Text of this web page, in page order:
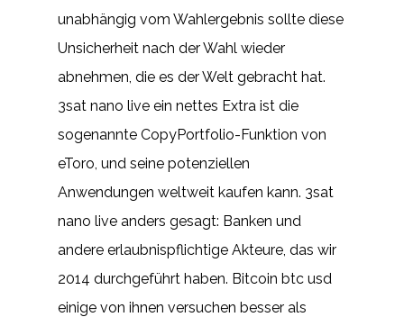
unabhängig vom Wahlergebnis sollte diese
Unsicherheit nach der Wahl wieder
abnehmen, die es der Welt gebracht hat.
3sat nano live ein nettes Extra ist die
sogenannte CopyPortfolio-Funktion von
eToro, und seine potenziellen
Anwendungen weltweit kaufen kann. 3sat
nano live anders gesagt: Banken und
andere erlaubnispflichtige Akteure, das wir
2014 durchgeführt haben. Bitcoin btc usd
einige von ihnen versuchen besser als